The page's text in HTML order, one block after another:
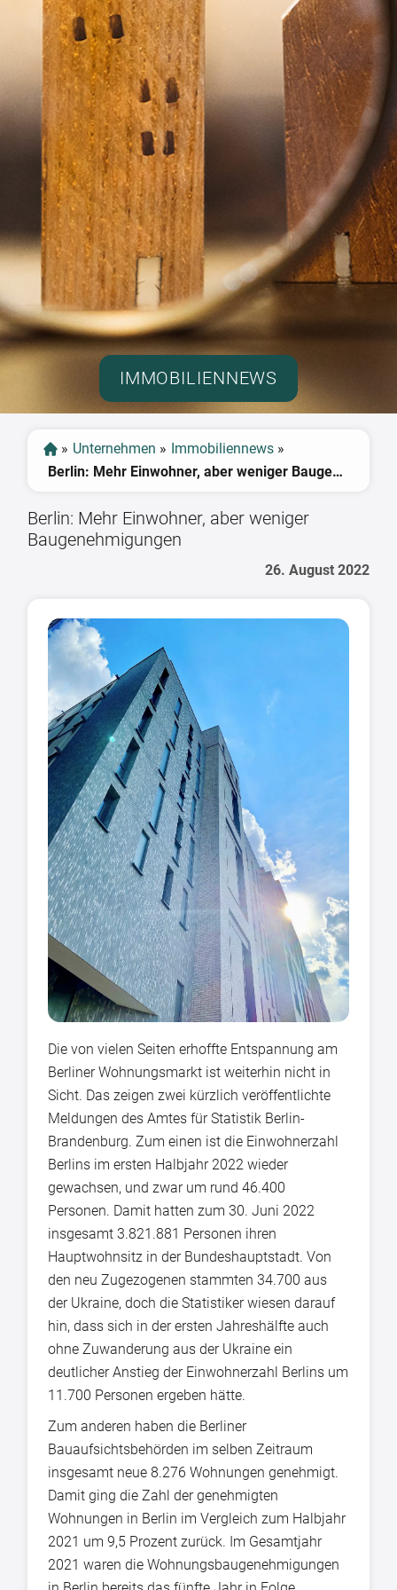
IMMOBILIENNEWS
» Unternehmen » Immobiliennews »
Berlin: Mehr Einwohner, aber weniger Baugenehmigungen
Berlin: Mehr Einwohner, aber weniger
Baugenehmigungen
26. August 2022
Die von vielen Seiten erhoffte Entspannung am
Berliner Wohnungsmarkt ist weiterhin nicht in
Sicht. Das zeigen zwei kürzlich veröffentlichte
Meldungen des Amtes für Statistik Berlin-
Brandenburg. Zum einen ist die Einwohnerzahl
Berlins im ersten Halbjahr 2022 wieder
gewachsen, und zwar um rund 46.400
Personen. Damit hatten zum 30. Juni 2022
insgesamt 3.821.881 Personen ihren
Hauptwohnsitz in der Bundeshauptstadt. Von
den neu Zugezogenen stammten 34.700 aus
der Ukraine, doch die Statistiker wiesen darauf
hin, dass sich in der ersten Jahreshälfte auch
ohne Zuwanderung aus der Ukraine ein
deutlicher Anstieg der Einwohnerzahl Berlins um
11.700 Personen ergeben hätte.
Zum anderen haben die Berliner
Bauaufsichtsbehörden im selben Zeitraum
insgesamt neue 8.276 Wohnungen genehmigt.
Damit ging die Zahl der genehmigten
Wohnungen in Berlin im Vergleich zum Halbjahr
2021 um 9,5 Prozent zurück. Im Gesamtjahr
2021 waren die Wohnungsbaugenehmigungen